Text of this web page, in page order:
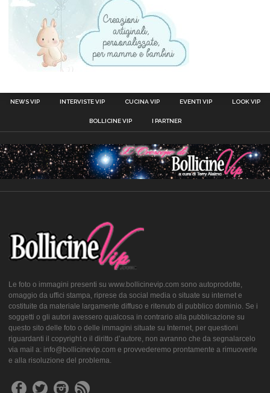
NEWS VIP INTERVISTE VIP CUCINA VIP EVENTI VIP LOOK VIP
BOLLICINE VIP I PARTNER
Le foto o immagini presenti su www.bollicinevip.com sono autoprodotte,
omaggio da uffici stampa, riprese da social media o situate su internet e
costituite da materiale largamente diffuso e ritenuto di pubblico dominio. Se i
soggetti o gli autori avessero qualcosa in contrario alla pubblicazione su
questo sito delle foto o delle immagini situate su Internet, per questioni
riguardanti il copyright o il diritto d’autore, non avranno che da segnalarcelo
via mail a: info@bollicinevip.com e provvederemo prontamente a rimuoverle
e alla risoluzione del problema.